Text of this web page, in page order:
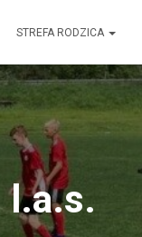
STREFA RODZICA
l.a.s.